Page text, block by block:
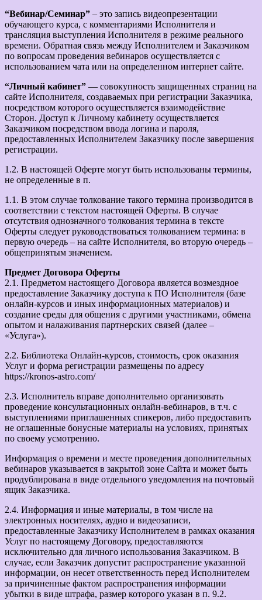
“Вебинар/Семинар” – это запись видеопрезентации
обучающего курса, с комментариями Исполнителя и
трансляция выступления Исполнителя в режиме реального
времени. Обратная связь между Исполнителем и Заказчиком
по вопросам проведения вебинаров осуществляется с
использованием чата или на определенном интернет сайте.
“Личный кабинет” — совокупность защищенных страниц на
сайте Исполнителя, создаваемых при регистрации Заказчика,
посредством которого осуществляется взаимодействие
Сторон. Доступ к Личному кабинету осуществляется
Заказчиком посредством ввода логина и пароля,
предоставленных Исполнителем Заказчику после завершения
регистрации.
1.2. В настоящей Оферте могут быть использованы термины,
не определенные в п.
1.1. В этом случае толкование такого термина производится в
соответствии с текстом настоящей Оферты. В случае
отсутствия однозначного толкования термина в тексте
Оферты следует руководствоваться толкованием термина: в
первую очередь – на сайте Исполнителя, во вторую очередь –
общепринятым значением.
Предмет Договора Оферты
2.1. Предметом настоящего Договора является возмездное
предоставление Заказчику доступа к ПО Исполнителя (базе
онлайн-курсов и иных информационных материалов) и
создание среды для общения с другими участниками, обмена
опытом и налаживания партнерских связей (далее –
«Услуга»).
2.2. Библиотека Онлайн-курсов, стоимость, срок оказания
Услуг и форма регистрации размещены по адресу
https://kronos-astro.com/
2.3. Исполнитель вправе дополнительно организовать
проведение консультационных онлайн-вебинаров, в т.ч. с
выступлениями приглашенных спикеров, либо предоставить
не оглашенные бонусные материалы на условиях, принятых
по своему усмотрению.
Информация о времени и месте проведения дополнительных
вебинаров указывается в закрытой зоне Сайта и может быть
продублирована в виде отдельного уведомления на почтовый
ящик Заказчика.
2.4. Информация и иные материалы, в том числе на
электронных носителях, аудио и видеозаписи,
предоставленные Заказчику Исполнителем в рамках оказания
Услуг по настоящему Договору, предоставляются
исключительно для личного использования Заказчиком. В
случае, если Заказчик допустит распространение указанной
информации, он несет ответственность перед Исполнителем
за причиненные фактом распространения информации
убытки в виде штрафа, размер которого указан в п. 9.2.